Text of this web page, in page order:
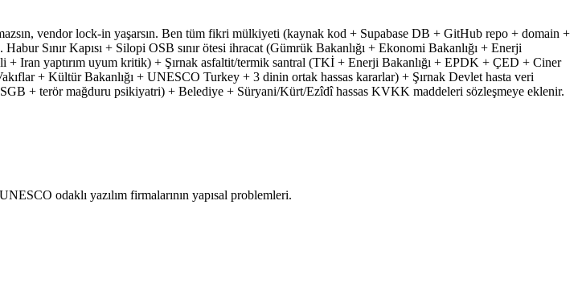
vendor lock-in yaşarsın. Ben tüm fikri mülkiyeti (kaynak kod + Supabase DB + GitHub repo + domain +
Sınır Kapısı + Silopi OSB sınır ötesi ihracat (Gümrük Bakanlığı + Ekonomi Bakanlığı + Enerji
Iran yaptırım uyum kritik) + Şırnak asfaltit/termik santral (TKİ + Enerji Bakanlığı + EPDK + ÇED + Ciner
+ Kültür Bakanlığı + UNESCO Turkey + 3 dinin ortak hassas kararlar) + Şırnak Devlet hasta veri
+ terör mağduru psikiyatri) + Belediye + Süryani/Kürt/Ezîdî hassas KVKK maddeleri sözleşmeye eklenir.
odaklı yazılım firmalarının yapısal problemleri.